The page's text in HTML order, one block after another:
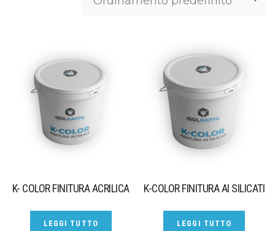
K- COLOR FINITURA ACRILICA
LEGGI TUTTO
K-COLOR FINITURA AI SILICATI
LEGGI TUTTO